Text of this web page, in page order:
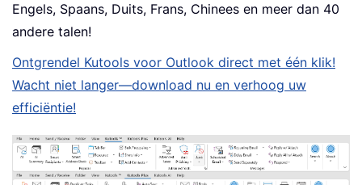
Engels, Spaans, Duits, Frans, Chinees en meer dan 40
andere talen!
Ontgrendel Kutools voor Outlook direct met één klik!
Wacht niet langer—download nu en verhoog uw
efficiëntie!